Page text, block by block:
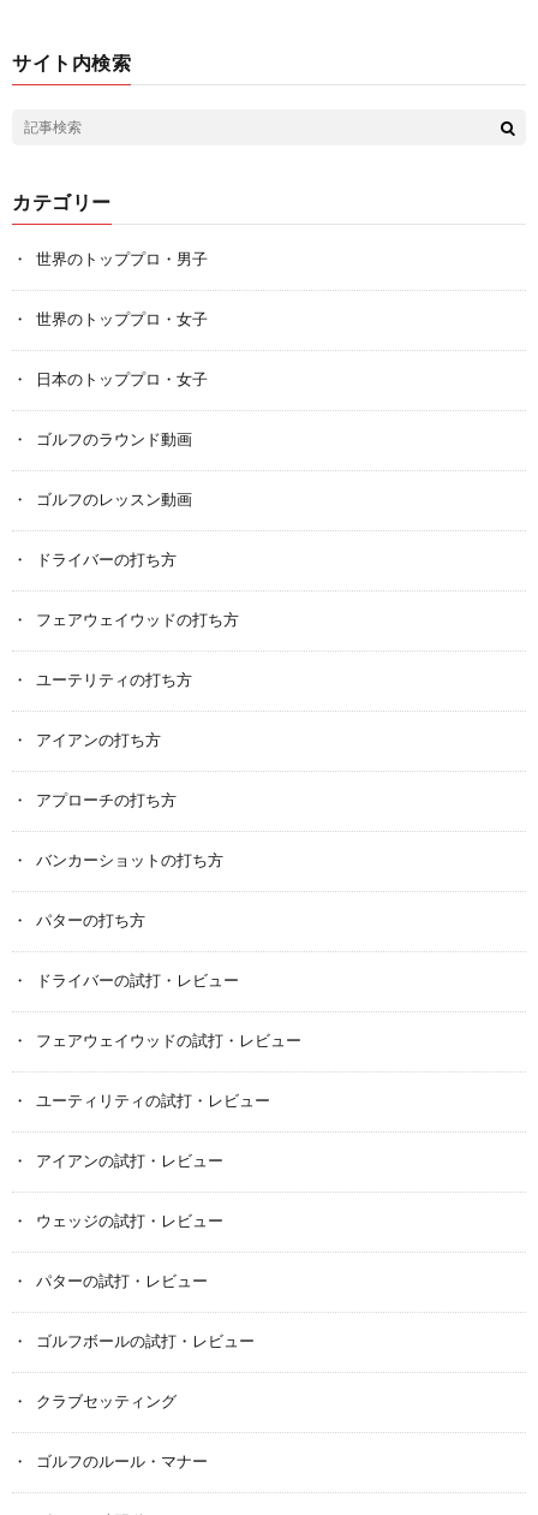
サイト内検索
カテゴリー
世界のトッププロ・男子
世界のトッププロ・女子
日本のトッププロ・女子
ゴルフのラウンド動画
ゴルフのレッスン動画
ドライバーの打ち方
フェアウェイウッドの打ち方
ユーテリティの打ち方
アイアンの打ち方
アプローチの打ち方
バンカーショットの打ち方
パターの打ち方
ドライバーの試打・レビュー
フェアウェイウッドの試打・レビュー
ユーティリティの試打・レビュー
アイアンの試打・レビュー
ウェッジの試打・レビュー
パターの試打・レビュー
ゴルフボールの試打・レビュー
クラブセッティング
ゴルフのルール・マナー